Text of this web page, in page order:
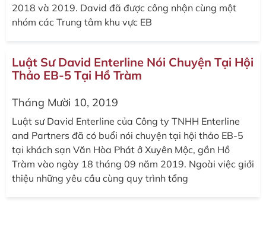
2018 và 2019. David đã được công nhận cùng một
nhóm các Trung tâm khu vực EB
Luật Sư David Enterline Nói Chuyện Tại Hội
Thảo EB-5 Tại Hồ Tràm
Tháng Mười 10, 2019
Luật sư David Enterline của Công ty TNHH Enterline
and Partners đã có buổi nói chuyện tại hội thảo EB-5
tại khách sạn Văn Hòa Phát ở Xuyên Mộc, gần Hồ
Tràm vào ngày 18 tháng 09 năm 2019. Ngoài việc giới
thiệu những yêu cầu cùng quy trình tổng